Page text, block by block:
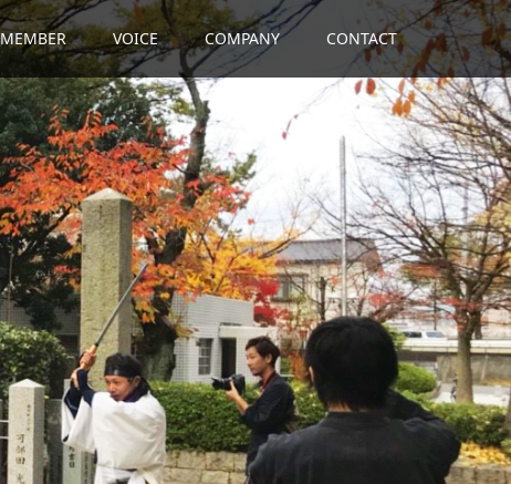
MEMBER VOICE COMPANY CONTACT